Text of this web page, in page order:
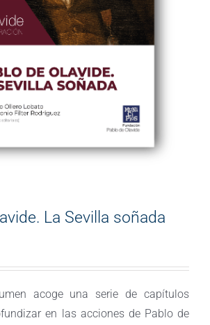
La Sevilla soñada
acoge una serie de capítulos
en las acciones de Pablo de